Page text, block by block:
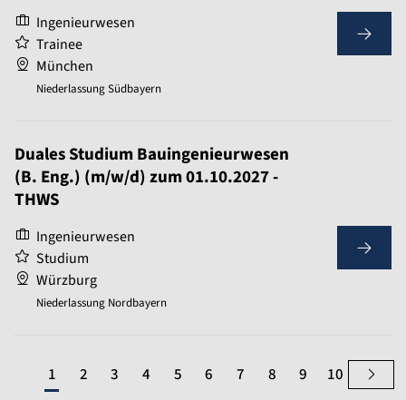
Ingenieurwesen
Trainee
München
Niederlassung Südbayern
Duales Studium Bauingenieurwesen
(B. Eng.) (m/w/d) zum 01.10.2027 -
THWS
Ingenieurwesen
Studium
Würzburg
Niederlassung Nordbayern
1 2 3 4 5 6 7 8 9 10